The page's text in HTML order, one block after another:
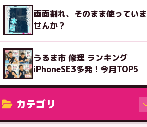
画面割れ、そのまま使っていま
せんか？
うるま市 修理 ランキング
iPhoneSE3多発！今月TOP5
カテゴリ